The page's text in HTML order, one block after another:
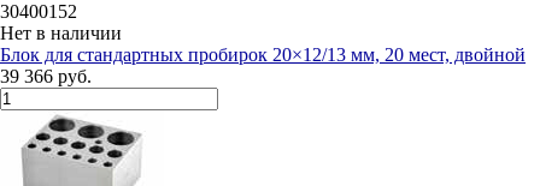
30400152
Нет в наличии
Блок для стандартных пробирок 20×12/13 мм, 20 мест, двойной
39 366 руб.